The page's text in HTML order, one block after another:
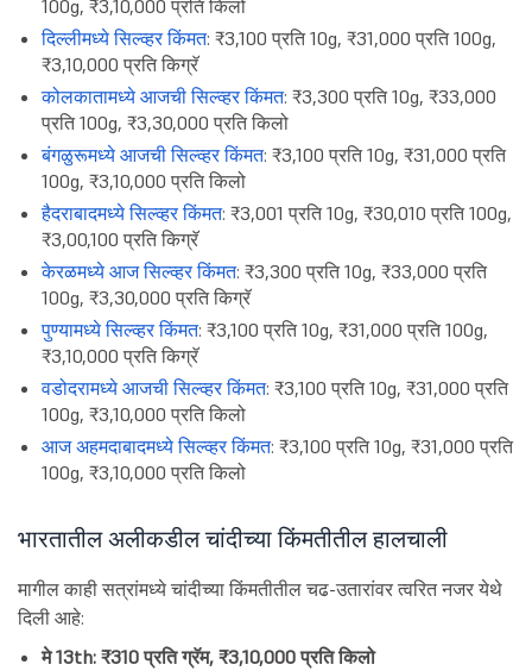
100g, ₹3,10,000 प्रति किलो
दिल्लीमध्ये सिल्व्हर किंमत: ₹3,100 प्रति 10g, ₹31,000 प्रति 100g,
₹3,10,000 प्रति किग्रॅ
कोलकातामध्ये आजची सिल्व्हर किंमत: ₹3,300 प्रति 10g, ₹33,000
प्रति 100g, ₹3,30,000 प्रति किलो
बंगळुरूमध्ये आजची सिल्व्हर किंमत: ₹3,100 प्रति 10g, ₹31,000 प्रति
100g, ₹3,10,000 प्रति किलो
हैदराबादमध्ये सिल्व्हर किंमत: ₹3,001 प्रति 10g, ₹30,010 प्रति 100g,
₹3,00,100 प्रति किग्रॅ
केरळमध्ये आज सिल्व्हर किंमत: ₹3,300 प्रति 10g, ₹33,000 प्रति
100g, ₹3,30,000 प्रति किग्रॅ
पुण्यामध्ये सिल्व्हर किंमत: ₹3,100 प्रति 10g, ₹31,000 प्रति 100g,
₹3,10,000 प्रति किग्रॅ
वडोदरामध्ये आजची सिल्व्हर किंमत: ₹3,100 प्रति 10g, ₹31,000 प्रति
100g, ₹3,10,000 प्रति किलो
आज अहमदाबादमध्ये सिल्व्हर किंमत: ₹3,100 प्रति 10g, ₹31,000 प्रति
100g, ₹3,10,000 प्रति किलो
भारतातील अलीकडील चांदीच्या किंमतीतील हालचाली
मागील काही सत्रांमध्ये चांदीच्या किंमतीतील चढ-उतारांवर त्वरित नजर येथे
दिली आहे:
मे 13th: ₹310 प्रति ग्रॅम, ₹3,10,000 प्रति किलो